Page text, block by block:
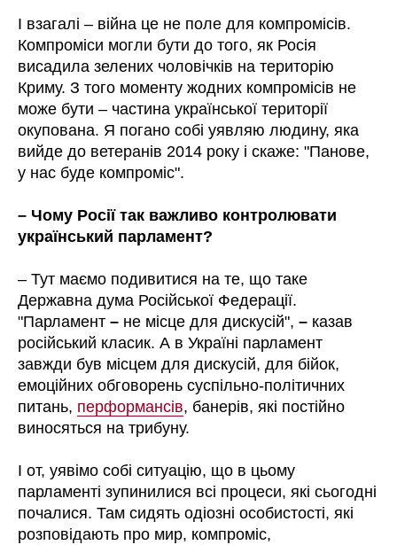
І взагалі – війна це не поле для компромісів.
Компроміси могли бути до того, як Росія
висадила зелених чоловічків на територію
Криму. З того моменту жодних компромісів не
може бути – частина української території
окупована. Я погано собі уявляю людину, яка
вийде до ветеранів 2014 року і скаже: "Панове,
у нас буде компроміс".
– Чому Росії так важливо контролювати
український парламент?
– Тут маємо подивитися на те, що таке
Державна дума Російської Федерації.
"Парламент– не місце для дискусій",– казав
російський класик. А в Україні парламент
завжди був місцем для дискусій, для бійок,
емоційних обговорень суспільно-політичних
питань, перформансів, банерів, які постійно
виносяться на трибуну.
І от, уявімо собі ситуацію, що в цьому
парламенті зупинилися всі процеси, які сьогодні
почалися. Там сидять одіозні особистості, які
розповідають про мир, компроміс,